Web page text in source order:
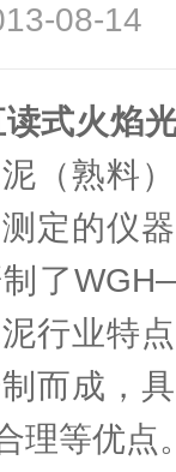
08-
式火焰
（熟料
定的仪
了
行业特
而成，
理等优点